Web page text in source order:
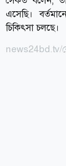
এসেছি।
চিকিৎসা চলছে।